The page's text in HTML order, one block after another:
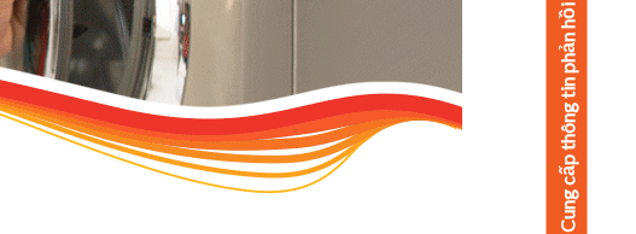
Cung cấp thông tin phản hồi